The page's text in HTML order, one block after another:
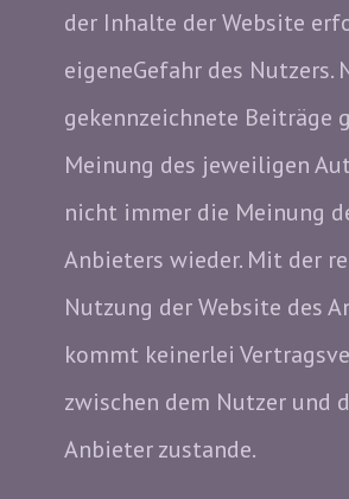
der Inhalte der Website
eigeneGefahr des Nutzers.
gekennzeichnete Beiträge
Meinung des jeweiligen
nicht immer die Meinung
Anbieters wieder. Mit der
Nutzung der Website des
kommt keinerlei
zwischen dem Nutzer und
Anbieter zustande.